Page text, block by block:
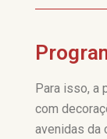
Para isso, a
com
avenidas da